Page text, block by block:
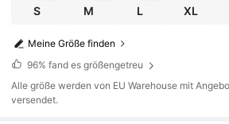
S M L XL
Meine Größe finden
96% fand es größengetreu
Alle größe werden von EU Warehouse mit
versendet.